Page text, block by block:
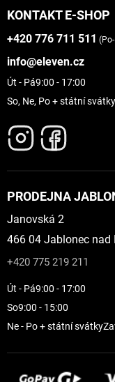
KONTAKT E-SHOP
+420 776 711 511
info@eleven.cz
Út - Pá9:00 - 17:00
So, Ne, Po + státní svátky
PRODEJNA
Janovská 2
466 04 Jablonec nad
+420 775 219 211
Út - Pá9:00 - 17:00
So9:00 - 15:00
Ne - Po + státní svátky